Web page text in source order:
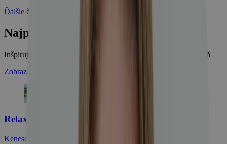
Ďalšie články
Najpredávanejšie pobyty
Inšpirujte sa tými najpredávanejšími pobytmi za posledný týždeň
Zobraziť najpredávanejšie pobyty
Relax pri Balatone: Pobyt s wellness + pláž
Kenese Bay Garden Resort & Conference ****superior